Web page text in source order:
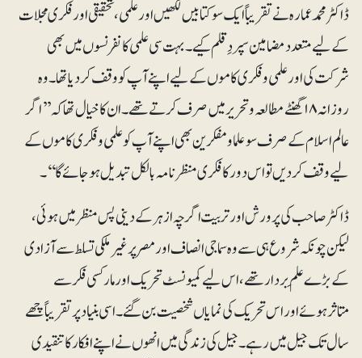
ڈاکٹر محمد عمارہ نے تقریباً ایک سو کتابیں لکھیں اور علمی، تحقیقی اور فکری مجلات
کے لیے متعدد مضامین سپردِ قلم کیے۔ بہت سی علمی کانفرنسوں میں بھی
شرکت کی اور علمی و فکری کاموں کے لیے اپنے آپ کو وقف کردیا تھا۔ وہ
روزانہ ۱۸ گھنٹے مطالعہ و تحریر میں صرف کرتے تھے۔ ان کا خیال تھا کہ ’’اگر
عالم اسلام کے صرف سو علما و مفکرین بھی اپنے آپ کو علمی و فکری کاموں کے
لیے وقف کردیں تو اس دور کا فکری منظرنامہ بالکل تبدیل ہوجائے گا‘‘۔
ڈاکٹر صاحب کی پرورش اور تربیت اگرچہ ازہر کے دینی پس منظر میں ہوئی،
لیکن چونکہ شروع ہی سے وہ سماجی انصاف اور مصر پر غیر ملکی تسلط سے آزادی
کے بڑے علَم بردار تھے، اس لیے کمیونسٹ تحریک اور مارکسی فکر سے
متاثرہوئے اور اس تحریک کی نمایاں شخصیت بن گئے۔ اسی بنیاد پر تقریباً چھے
سال تک جیل میں رہے۔ جیل کی زندگی میں انھوں نے اپنے افکار کاتنقیدی